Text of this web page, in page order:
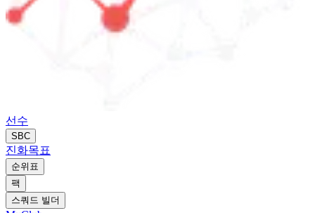
선수
SBC
진화목표
순위표
팩
스쿼드 빌더